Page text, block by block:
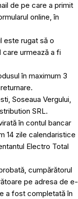
de pe care a primit
online, în
este rugat să o
urmează a fi
în maximum 3
Soseaua Vergului,
SRL.
în contul bancar
14 zile calendaristice
Electro Total
cumpărătorul
pe adresa de e-
a fost completată în